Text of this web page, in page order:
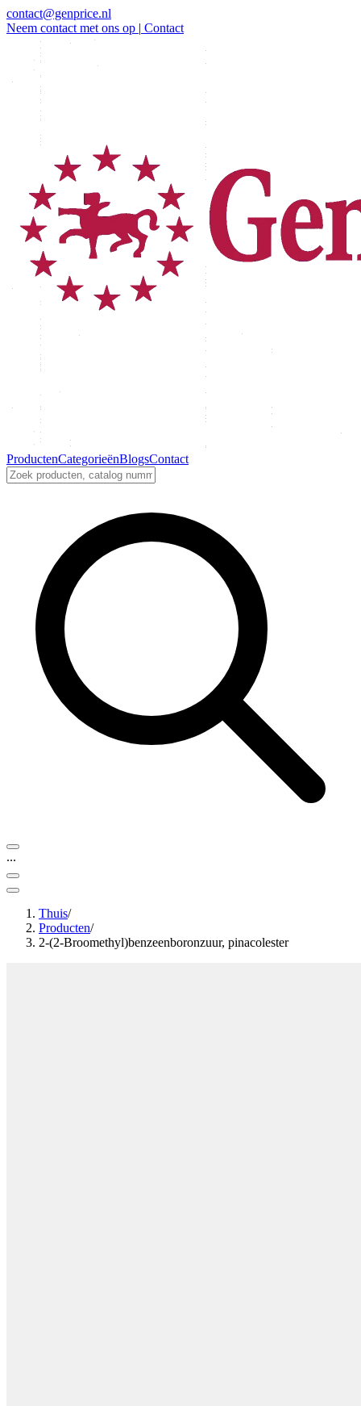
contact@genprice.nl
Neem contact met ons op | Contact
ProductenCategorieënBlogsContact
...
Thuis/
Producten/
2-(2-Broomethyl)benzeenboronzuur, pinacolester